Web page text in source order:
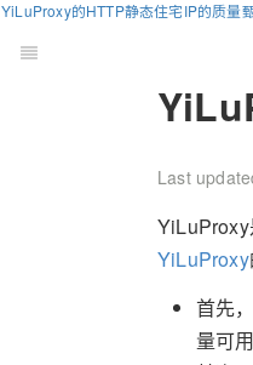
YiLuProxy的HTTP静态住宅IP的质量
Last
YiLuProxy
首先
量可